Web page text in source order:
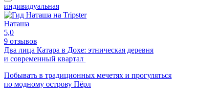
индивидуальная
Наташа
5,0
9 отзывов
Два лица Катара в Дохе: этническая деревня
и современный квартал
Побывать в традиционных мечетях и прогуляться
по модному острову Пёрл